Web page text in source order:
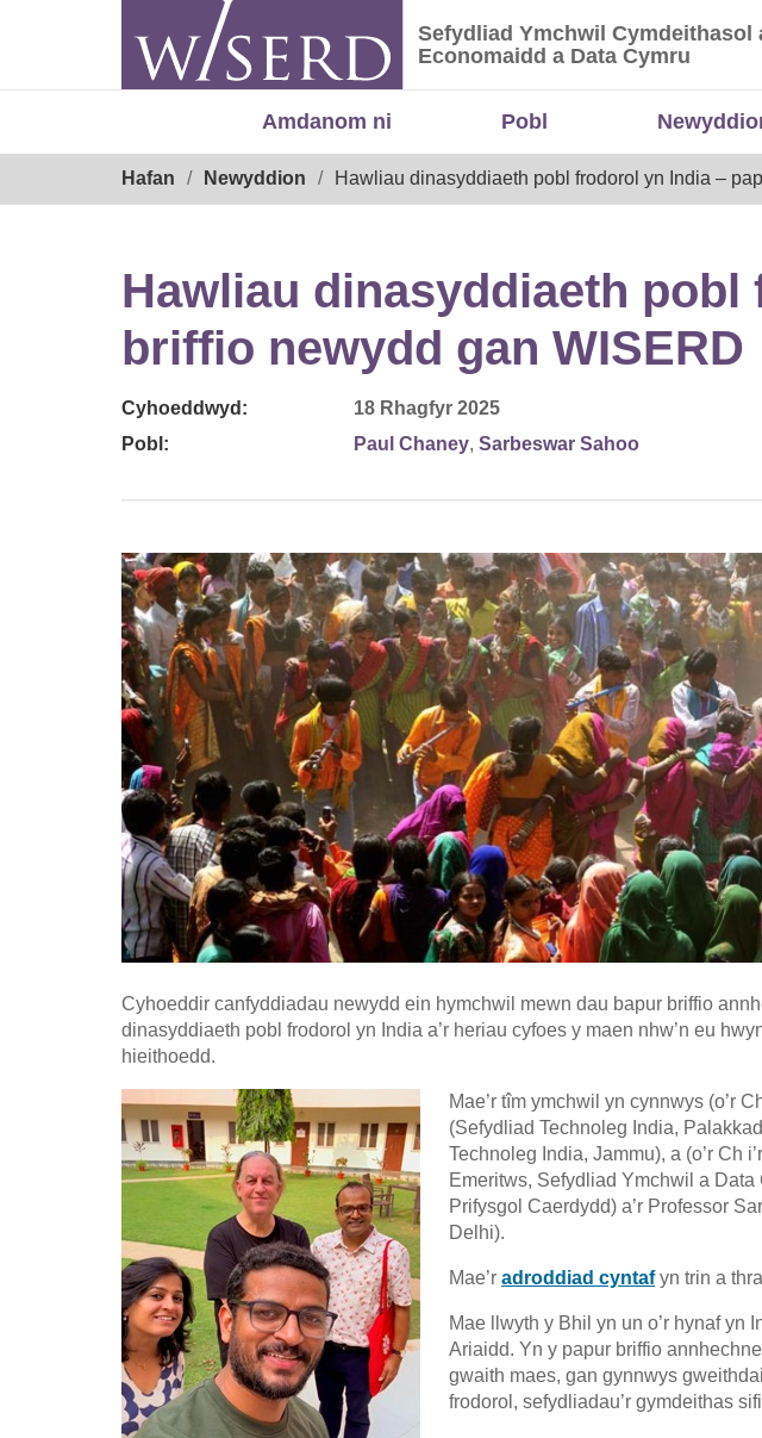
Sefydliad Ymchwil
Sefydliad Ymchwil Cymdeithasol
Economaidd a Data Cymru
Amdanom ni Pobl
Hafan Newyddion Hawliau dinasyddiaeth pobl frodorol yn India –
Hawliau dinasyddiaeth
briffio newydd gan WISERD
Cyhoeddwyd:
18 Rhagfyr 2025
Pobl:
Paul Chaney, Sarbeswar Sahoo
Cyhoeddir canfyddiadau newydd ein hymchwil mewn dau bapur briffio
dinasyddiaeth pobl frodorol yn India a’r heriau cyfoes y maen nhw’n eu
hieithoedd.
Mae’r tîm ymchwil yn cynnwys (o’r
(Sefydliad Technoleg India,
Technoleg India, Jammu), a (o’r Ch
Emeritws, Sefydliad Ymchwil a
Prifysgol Caerdydd) a’r Professor
Delhi).
Mae’r adroddiad cyntafyn trin a
Mae llwyth y Bhil yn un o’r hynaf yn
Ariaidd. Yn y papur briffio
gwaith maes, gan gynnwys
frodorol, sefydliadau’r gymdeithas